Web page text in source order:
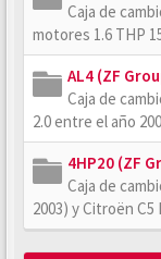
Caja de
motores 1.6 THP
AL4 (ZF
Caja de
2.0 entre el año
4HP20 (ZF
Caja de
2003) y Citroën C5